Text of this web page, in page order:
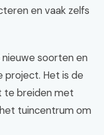
en vaak zelfs
soorten en
project. Het is de
te breiden met
tuincentrum om